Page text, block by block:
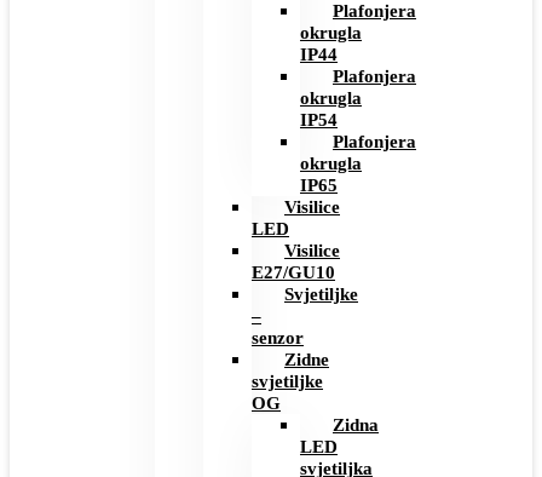
Plafonjera
okrugla
IP44
Plafonjera
okrugla
IP54
Plafonjera
okrugla
IP65
Visilice
LED
Visilice
E27/GU10
Svjetiljke
–
senzor
Zidne
svjetiljke
OG
Zidna
LED
svjetiljka